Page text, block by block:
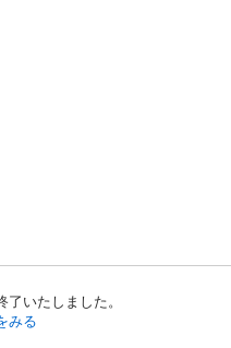
いたしました。
みる